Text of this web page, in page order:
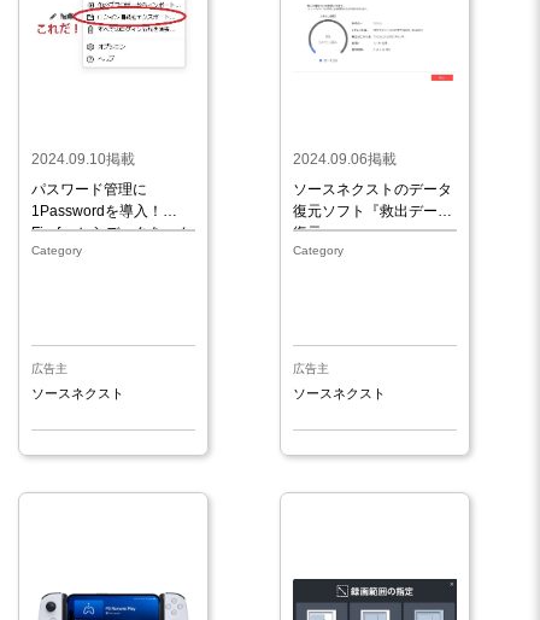
2024.09.10掲載
パスワード管理に
1Passwordを導入！
Firefoxからデータをエク
スポートする方法
Category
広告主
ソースネクスト
2024.09.06掲載
ソースネクストのデータ
復元ソフト『救出データ
復元』
Category
広告主
ソースネクスト